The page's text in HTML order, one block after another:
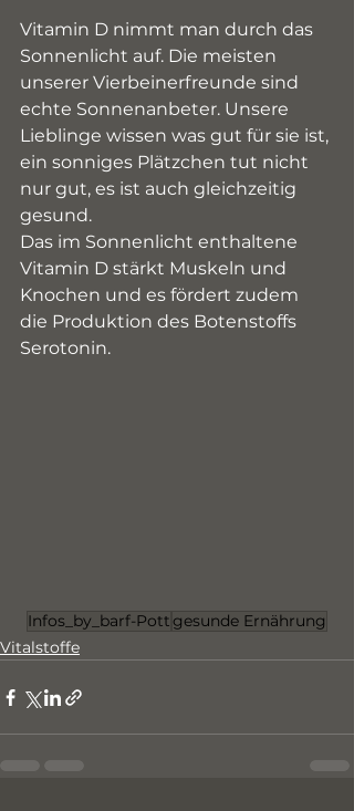
Vitamin D nimmt man durch das
Sonnenlicht auf. Die meisten
unserer Vierbeinerfreunde sind
echte Sonnenanbeter. Unsere
Lieblinge wissen was gut für sie ist,
ein sonniges Plätzchen tut nicht
nur gut, es ist auch gleichzeitig
gesund.
Das im Sonnenlicht enthaltene
Vitamin D stärkt Muskeln und
Knochen und es fördert zudem
die Produktion des Botenstoffs
Serotonin.
Infos_by_barf-Pottgesunde Ernährung
Vitalstoffe